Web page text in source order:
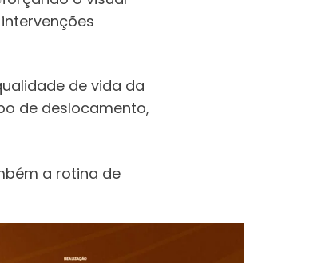
de vida da
de deslocamento,
a rotina de